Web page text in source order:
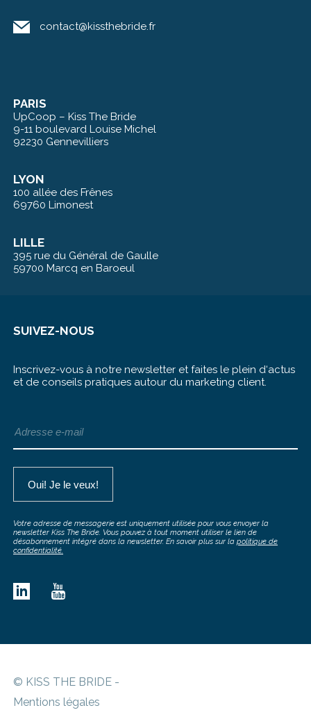
contact@kissthebride.fr
PARIS
UpCoop – Kiss The Bride
9-11 boulevard Louise Michel
92230 Gennevilliers
LYON
100 allée des Frênes
69760 Limonest
LILLE
395 rue du Général de Gaulle
59700 Marcq en Baroeul
SUIVEZ-NOUS
Inscrivez-vous à notre newsletter et faites le plein d‘actus
et de conseils pratiques autour du marketing client.
Votre adresse de messagerie est uniquement utilisée pour vous envoyer la
newsletter Kiss The Bride. Vous pouvez à tout moment utiliser le lien de
désabonnement intégré dans la newsletter. En savoir plus sur la politique de
confidentialité.
© KISS THE BRIDE -
Mentions légales